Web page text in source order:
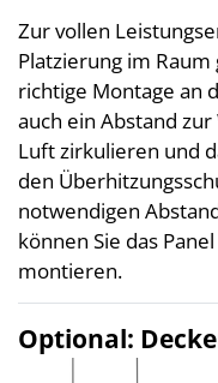
Zur vollen
Platzierung im
richtige Montage an
auch ein Abstand
Luft zirkulieren und
den
notwendigen
können Sie das
montieren.
Optional: